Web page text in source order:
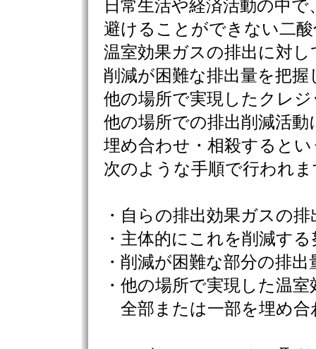
日常生活や経済活動の中で
避けることができない二
温室効果ガスの排出に対し
削減が困難な排出量を把握
他の場所で実現したクレ
他の場所での排出削減活動
埋め合わせ・相殺すると
次のような手順で行われま
・自らの排出効果ガスの
・主体的にこれを削減す
・削減が困難な部分の排出
・他の場所で実現した温
全部または一部を埋め合